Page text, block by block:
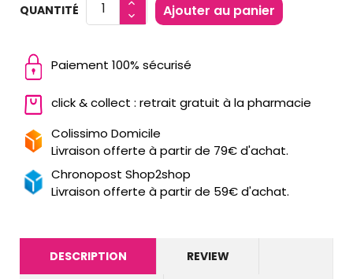
QUANTITÉ Ajouter au panier
Paiement 100% sécurisé
click & collect : retrait gratuit à la pharmacie
Colissimo Domicile
Livraison offerte à partir de 79€ d'achat.
Chronopost Shop2shop
Livraison offerte à partir de 59€ d'achat.
DESCRIPTION REVIEW